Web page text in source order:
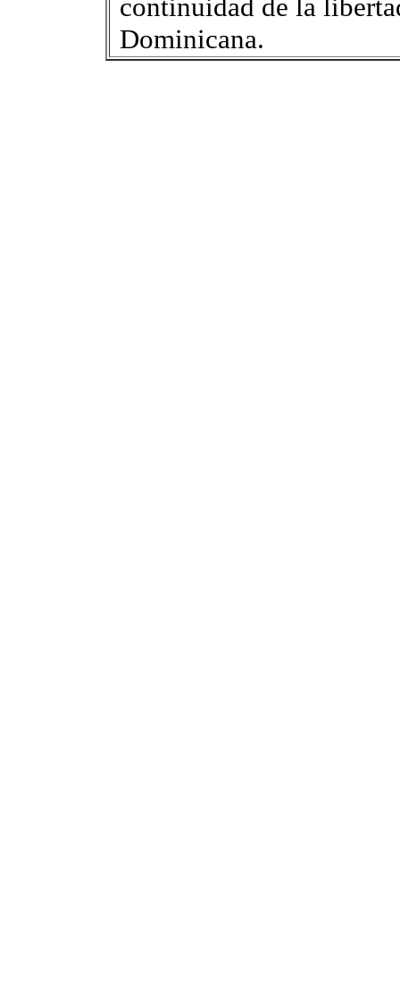
continuidad de la
Dominicana.